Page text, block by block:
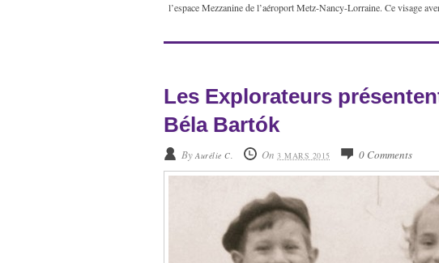
l’espace Mezzanine de l’aéroport Metz-Nancy-Lorraine. Ce visage
Les Explorateurs
Béla Bartók
ByAurélie C. On 3 MARS 2015 0 Comments